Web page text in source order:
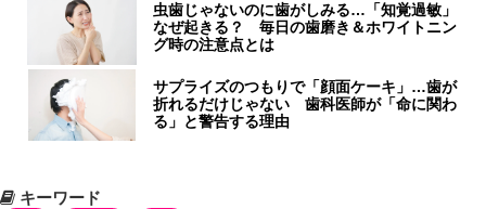
虫歯じゃないのに歯がしみる…「知覚過敏」
なぜ起きる？ 毎日の歯磨き＆ホワイトニン
グ時の注意点とは
サプライズのつもりで「顔面ケーキ」…歯が
折れるだけじゃない 歯科医師が「命に関わ
る」と警告する理由
キーワード